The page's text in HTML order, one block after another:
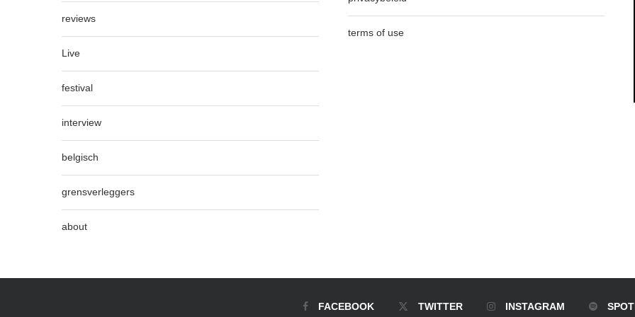
reviews
Live
festival
interview
belgisch
grensverleggers
about
terms of use
FACEBOOK TWITTER INSTAGRAM